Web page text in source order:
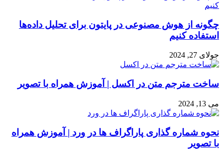
چگونه از هوش مصنوعی در پایتون برای تحلیل داده‌ها
استفاده کنیم
جولای 27, 2024
ساخت مترجم متن در اکسل | آموزش همراه با تصویر
می 13, 2024
نحوه شماره گذاری پاراگراف ها در ورد | آموزش همراه
با تصویر